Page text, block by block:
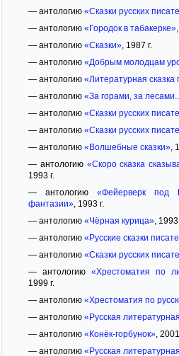
— антологию «Сказки русских
— антологию «Городок в табакерке»
— антологию «Сказки», 1987 г.
— антологию «Добрым молодцам
— антологию «Литературная сказка
— антологию «За горами, за
— антологию «Сказки русских
— антологию «Сказки русских
— антологию «Волшебные сказки»,
— антологию «Скоро сказка
1993 г.
— антологию «Фейерверк под
фантазии», 1993 г.
— антологию «Чёрная курица», 1993
— антологию «Русские сказки
— антологию «Сказки русских
— антологию «Хрестоматия по
1999 г.
— антологию «Хрестоматия по
— антологию «Русская
— антологию «Конёк-горбунок», 2001
— антологию «Русская